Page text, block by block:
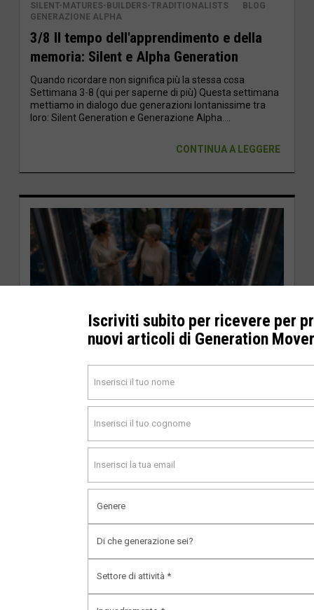
SILENT-MATURES-BUILDERS-TRADITIONALISTS
BLOG
GENERAZIONE ALPHA
3/8 Il tempo dell'apprendimento e della
memoria: Silent e Alpha Generation
Quando ricordare non significa più la stessa cosa
Settimana 3-8 (qui per saperne di più) Questa settimana
mettiamo in dialogo due generazioni lontanissime tra
loro: Silent Generation e Generazione Alpha....
CONTINUA A LEGGERE
GENERAZIONE X BLOG
BABY BOOMERS
La staffetta è finita. Il mercato del lavoro
entra in una nuova era.
organizzazioni non sono pronte Per oltre un secolo il
della staffetta: una generazione usciva,...
CONTINUA A LEGGERE
Iscriviti subito per ricevere per
nuovi articoli di Generation